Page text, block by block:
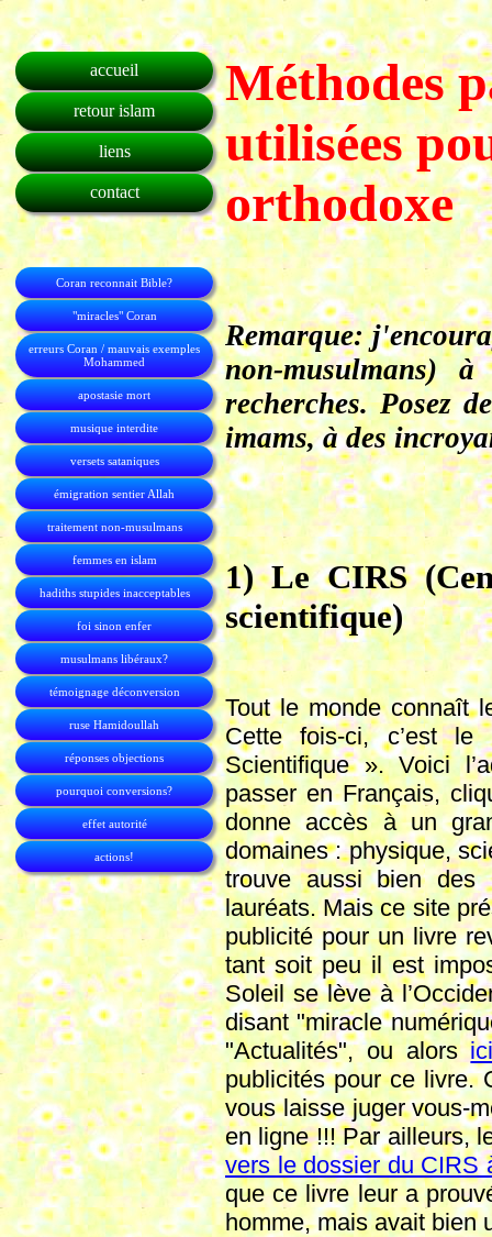
accueil
retour islam
liens
contact
Coran reconnait Bible?
"miracles" Coran
erreurs Coran / mauvais exemples
Mohammed
apostasie mort
musique interdite
versets sataniques
émigration sentier Allah
traitement non-musulmans
femmes en islam
hadiths stupides inacceptables
foi sinon enfer
musulmans libéraux?
témoignage déconversion
ruse Hamidoullah
réponses objections
pourquoi conversions?
effet autorité
actions!
Méthodes
utilisées
orthodoxe
Remarque:
non-musulmans)
recherches. Posez
imams, à des
1) Le CIRS
scientifique)
Tout le monde connaît
Cette fois-ci, c’est le
Scientifique ». Voici
passer en Français,
donne accès à un
domaines : physique,
trouve aussi bien des
lauréats. Mais ce site
publicité pour un livre
tant soit peu il est
Soleil se lève à
disant "miracle
"Actualités", ou alors
publicités pour ce livre.
vous laisse juger vous-
en ligne !!! Par ailleurs,
vers le dossier du CIRS
que ce livre leur a
homme, mais avait bien